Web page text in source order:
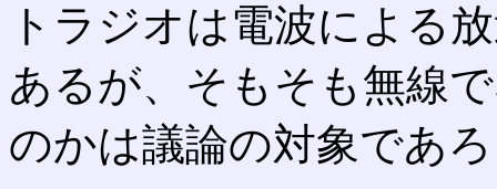
トラジオは電波による
あるが、そもそも無線
のかは議論の対象であ